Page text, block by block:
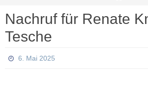
Nachruf für Renate
Tesche
6. Mai 2025